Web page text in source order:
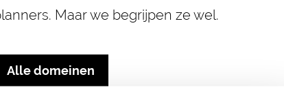
Maar we begrijpen ze wel.
Alle domeinen